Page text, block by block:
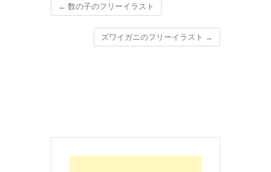
← 数の子のフリーイラスト
ズワイガニのフリーイラスト →